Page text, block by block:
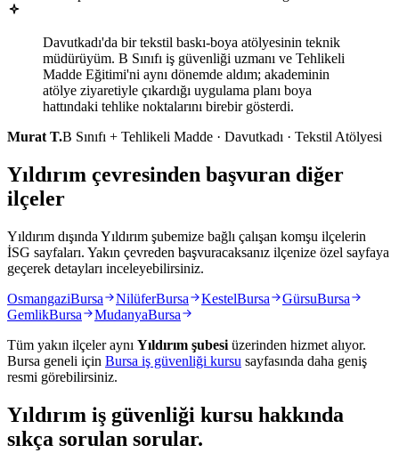
Davutkadı'da bir tekstil baskı-boya atölyesinin teknik
müdürüyüm. B Sınıfı iş güvenliği uzmanı ve Tehlikeli
Madde Eğitimi'ni aynı dönemde aldım; akademinin
atölye ziyaretiyle çıkardığı uygulama planı boya
hattındaki tehlike noktalarını birebir gösterdi.
Murat T.B Sınıfı + Tehlikeli Madde · Davutkadı · Tekstil Atölyesi
Yıldırım çevresinden başvuran diğer
ilçeler
Yıldırım dışında Yıldırım şubemize bağlı çalışan komşu ilçelerin
İSG sayfaları. Yakın çevreden başvuracaksanız ilçenize özel sayfaya
geçerek detayları inceleyebilirsiniz.
OsmangaziBursa NilüferBursa KestelBursa GürsuBursa
GemlikBursa MudanyaBursa
Tüm yakın ilçeler aynı Yıldırım şubesi üzerinden hizmet alıyor.
Bursa geneli için Bursa iş güvenliği kursu sayfasında daha geniş
resmi görebilirsiniz.
Yıldırım iş güvenliği kursu hakkında
sıkça sorulan sorular.